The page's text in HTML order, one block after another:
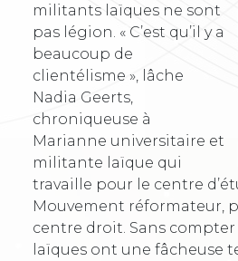
militants laïques ne sont
pas légion. « C’est qu’il y a
beaucoup de
clientélisme », lâche
Nadia Geerts,
chroniqueuse à
Marianne universitaire et
militante laïque qui
travaille pour le centre
Mouvement réformateur,
centre droit. Sans
laïques ont une fâcheuse